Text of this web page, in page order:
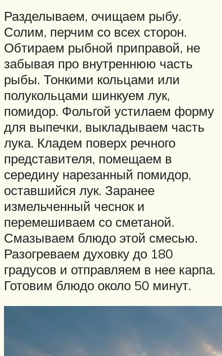
Разделываем, очищаем рыбу.
Солим, перчим со всех сторон.
Обтираем рыбной приправой, не
забывая про внутреннюю часть
рыбы. Тонкими кольцами или
полукольцами шинкуем лук,
помидор. Фольгой устилаем форму
для выпечки, выкладываем часть
лука. Кладем поверх речного
представителя, помещаем в
середину нарезанный помидор,
оставшийся лук. Заранее
измельченный чеснок и
перемешиваем со сметаной.
Смазываем блюдо этой смесью.
Разогреваем духовку до 180
градусов и отправляем в нее карпа.
Готовим блюдо около 50 минут.